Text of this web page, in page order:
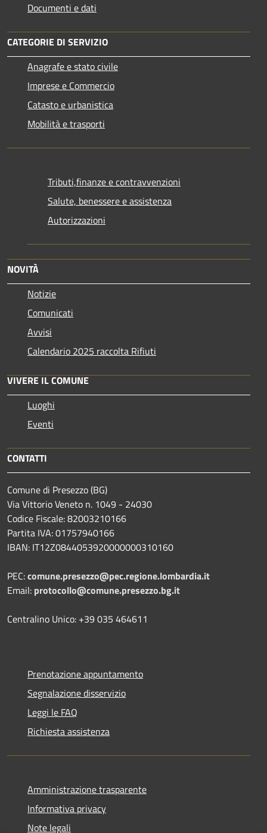
Documenti e dati
CATEGORIE DI SERVIZIO
Anagrafe e stato civile
Imprese e Commercio
Catasto e urbanistica
Mobilità e trasporti
Tributi,finanze e contravvenzioni
Salute, benessere e assistenza
Autorizzazioni
NOVITÀ
Notizie
Comunicati
Avvisi
Calendario 2025 raccolta Rifiuti
VIVERE IL COMUNE
Luoghi
Eventi
CONTATTI
Comune di Presezzo (BG)
Via Vittorio Veneto n. 1049 - 24030
Codice Fiscale: 82003210166
Partita IVA: 01757940166
IBAN: IT12Z0844053920000000310160
PEC:comune.presezzo@pec.regione.lombardia.it
Email: protocollo@comune.presezzo.bg.it
Centralino Unico: +39 035 464611
Prenotazione appuntamento
Segnalazione disservizio
Leggi le FAQ
Richiesta assistenza
Amministrazione trasparente
Informativa privacy
Note legali